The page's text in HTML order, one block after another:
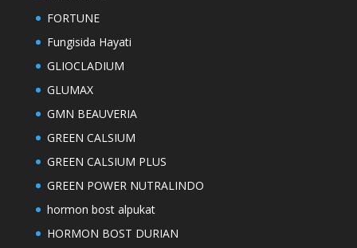
FORTUNE
Fungisida Hayati
GLIOCLADIUM
GLUMAX
GMN BEAUVERIA
GREEN CALSIUM
GREEN CALSIUM PLUS
GREEN POWER NUTRALINDO
hormon bost alpukat
HORMON BOST DURIAN